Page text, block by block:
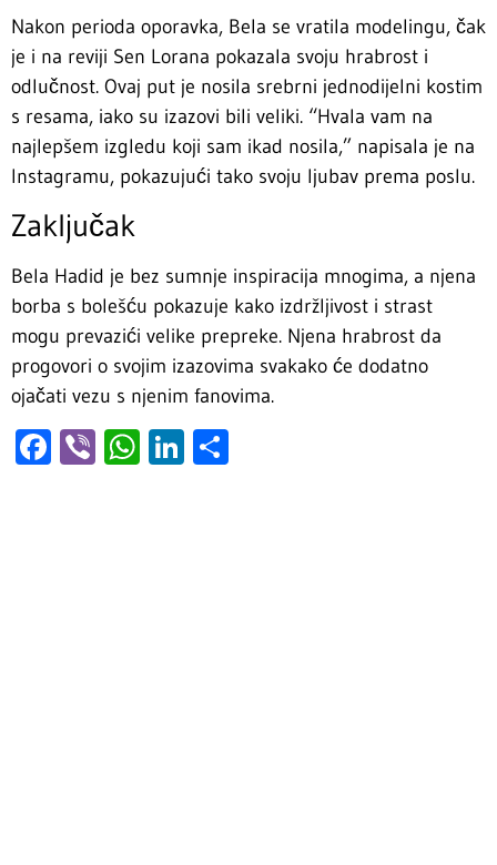
Nakon perioda oporavka, Bela se vratila modelingu, čak
je i na reviji Sen Lorana pokazala svoju hrabrost i
odlučnost. Ovaj put je nosila srebrni jednodijelni kostim
s resama, iako su izazovi bili veliki. “Hvala vam na
najlepšem izgledu koji sam ikad nosila,” napisala je na
Instagramu, pokazujući tako svoju ljubav prema poslu.
Zaključak
Bela Hadid je bez sumnje inspiracija mnogima, a njena
borba s bolešću pokazuje kako izdržljivost i strast
mogu prevazići velike prepreke. Njena hrabrost da
progovori o svojim izazovima svakako će dodatno
ojačati vezu s njenim fanovima.
Facebook
ViberWhatsApp
LinkedIn